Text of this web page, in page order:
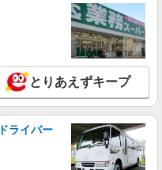
万円以上 ※経験・能力による
円 〜 260200 円
オンタウンユーカリが丘店 千
リが丘6丁目12‐3 イオンタウ
詳細を見る
圏支社（T11_599）
販店のソフトバンクコーナ
とりあえずキープ
ライバー